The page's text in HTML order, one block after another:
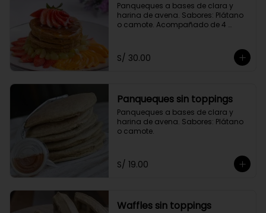
Panqueques a bases de clara y
harina de avena. Sabores: Plátano
o camote. Acompañado de 4
S/ 30.00
Panqueques sin toppings
Panqueques a bases de clara y
harina de avena. Sabores: Plátano
o camote.
S/ 19.00
Waffles sin toppings